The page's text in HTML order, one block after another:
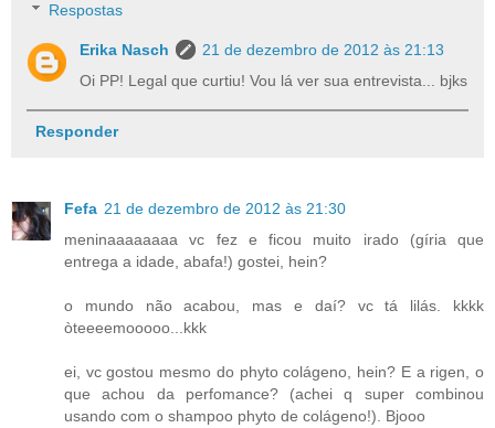
Respostas
Erika Nasch
21 de dezembro de 2012 às 21:13
Oi PP! Legal que curtiu! Vou lá ver sua entrevista... bjks
Responder
Fefa 21 de dezembro de 2012 às 21:30
meninaaaaaaaa vc fez e ficou muito irado (gíria que
entrega a idade, abafa!) gostei, hein?
o mundo não acabou, mas e daí? vc tá lilás. kkkk
òteeeemooooo...kkk
ei, vc gostou mesmo do phyto colágeno, hein? E a rigen, o
que achou da perfomance? (achei q super combinou
usando com o shampoo phyto de colágeno!). Bjooo